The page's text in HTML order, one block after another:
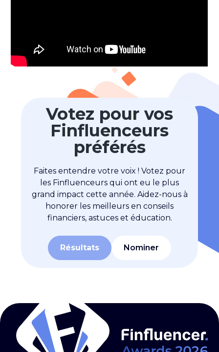
Votez pour vos
Finfluenceurs
préférés
Faites entendre votre voix ! Votez pour
les Finfluenceurs qui ont eu le plus
grand impact cette année. Aidez-nous à
honorer les meilleurs en conseils
financiers, astuces et éducation.
Résultats Nominer